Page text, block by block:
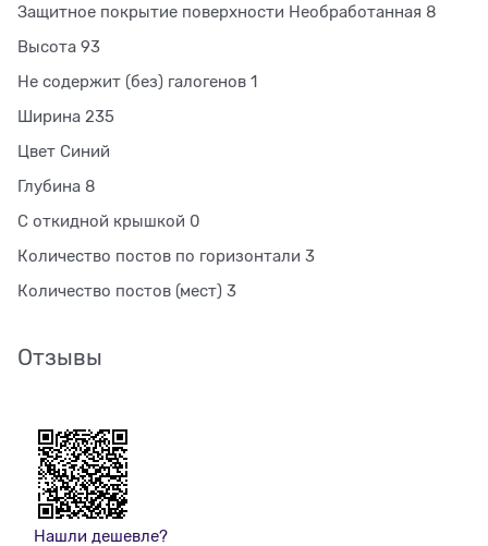
Защитное покрытие поверхности Необработанная 8
Высота 93
Не содержит (без) галогенов 1
Ширина 235
Цвет Синий
Глубина 8
С откидной крышкой 0
Количество постов по горизонтали 3
Количество постов (мест) 3
Отзывы
Нашли дешевле?